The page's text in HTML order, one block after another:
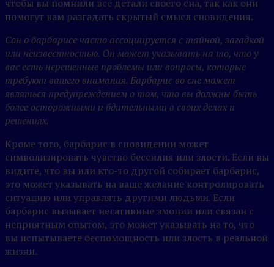
чтобы вы помнили все детали своего сна, так как они
помогут вам разгадать скрытый смысл сновидения.
Сон о барбарисе часто ассоциируется с тайной, загадкой
или неизвестностью. Он может указывать на то, что у
вас есть нерешенные проблемы или вопросы, которые
требуют вашего внимания. Барбарис во сне может
являться предупреждением о том, что вы должны быть
более осторожными и бдительными в своих делах и
решениях.
Кроме того, барбарис в сновидении может
символизировать чувство бессилия или злости. Если вы
видите, что вы или кто-то другой собирает барбарис,
это может указывать на ваше желание контролировать
ситуацию или управлять другими людьми. Если
барбарис вызывает негативные эмоции или связан с
неприятным опытом, это может указывать на то, что
вы испытываете беспомощность или злость в реальной
жизни.